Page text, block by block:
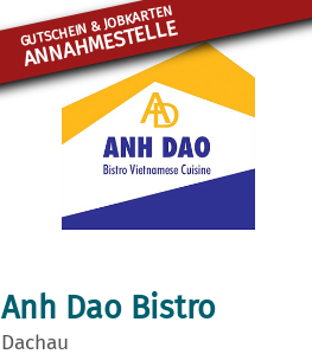
GUTSCHEIN & JOBKARTEN
ANNAHME­STELLE
Anh Dao Bistro
Dachau